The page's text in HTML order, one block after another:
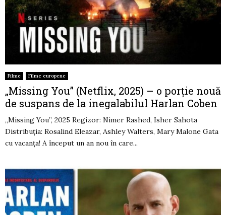
Filme Filme europene
„Missing You” (Netflix, 2025) – o porție nouă
de suspans de la inegalabilul Harlan Coben
„Missing You”, 2025 Regizor: Nimer Rashed, Isher Sahota
Distribuția: Rosalind Eleazar, Ashley Walters, Mary Malone Gata
cu vacanța! A început un an nou în care...